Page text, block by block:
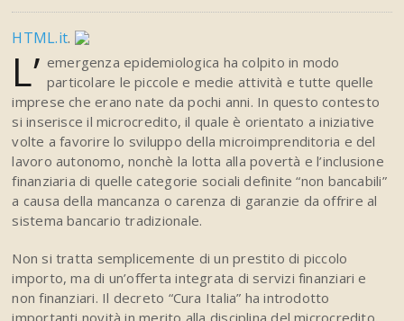
HTML.it.
L’ emergenza epidemiologica ha colpito in modo
particolare le piccole e medie attività e tutte quelle
imprese che erano nate da pochi anni. In questo contesto
si inserisce il microcredito, il quale è orientato a iniziative
volte a favorire lo sviluppo della microimprenditoria e del
lavoro autonomo, nonchè la lotta alla povertà e l’inclusione
finanziaria di quelle categorie sociali definite “non bancabili”
a causa della mancanza o carenza di garanzie da offrire al
sistema bancario tradizionale.
Non si tratta semplicemente di un prestito di piccolo
importo, ma di un’offerta integrata di servizi finanziari e
non finanziari. Il decreto “Cura Italia” ha introdotto